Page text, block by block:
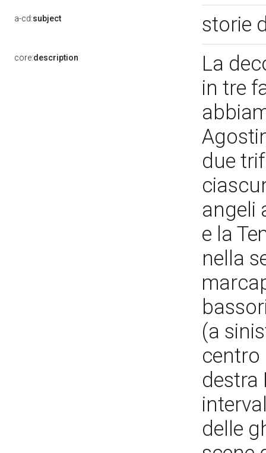
a-cd:subject storie
core:description
La
in tre
due
angeli
e la
nella
(a
centro
destra
delle